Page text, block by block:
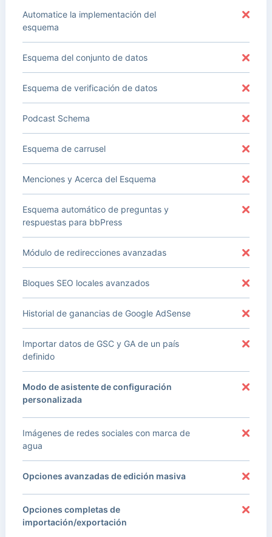
Automatice la implementación del
esquema
Esquema del conjunto de datos
Esquema de verificación de datos
Podcast Schema
Esquema de carrusel
Menciones y Acerca del Esquema
Esquema automático de preguntas y
respuestas para bbPress
Módulo de redirecciones avanzadas
Bloques SEO locales avanzados
Historial de ganancias de Google AdSense
Importar datos de GSC y GA de un país
definido
Modo de asistente de configuración
personalizada
Imágenes de redes sociales con marca de
agua
Opciones avanzadas de edición masiva
Opciones completas de
importación/exportación